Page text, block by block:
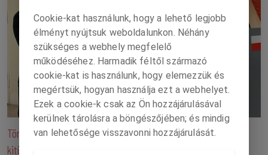
Történelmi névadás miatt vette el a Lengyel állam Zelenszkij
kitüntetését
Cookie-kat használunk, hogy a lehető legjobb
élményt nyújtsuk weboldalunkon. Néhány
szükséges a webhely megfelelő
működéséhez. Harmadik féltől származó
cookie-kat is használunk, hogy elemezzük és
megértsük, hogyan használja ezt a webhelyet.
Ezek a cookie-k csak az Ön hozzájárulásával
kerülnek tárolásra a böngészőjében; és mindig
van lehetősége visszavonni hozzájárulását.